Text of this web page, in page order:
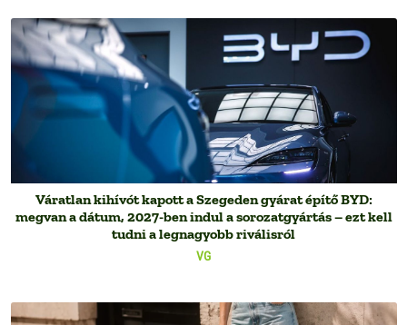
VG
Váratlan kihívót kapott a Szegeden gyárat építő BYD:
megvan a dátum, 2027-ben indul a sorozatgyártás – ezt kell
tudni a legnagyobb riválisról